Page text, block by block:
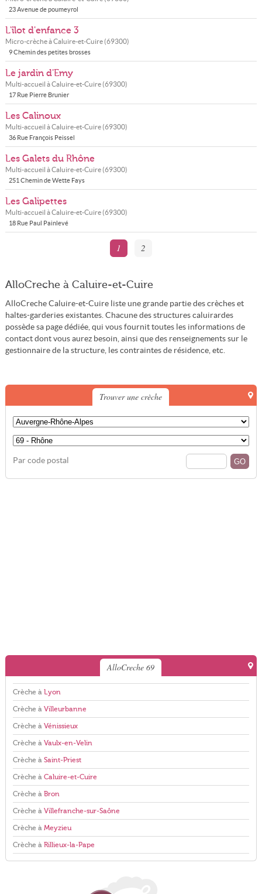
23 Avenue de poumeyrol
L'îlot d'enfance 3
Micro-crèche àCaluire-et-Cuire(69300)
9 Chemin des petites brosses
Le jardin d'Emy
Multi-accueil àCaluire-et-Cuire(69300)
17 Rue Pierre Brunier
Les Calinoux
Multi-accueil àCaluire-et-Cuire(69300)
36 Rue François Peissel
Les Galets du Rhône
Multi-accueil àCaluire-et-Cuire(69300)
251 Chemin de Wette Fays
Les Galipettes
Multi-accueil àCaluire-et-Cuire(69300)
18 Rue Paul Painlevé
1 2
AlloCreche à Caluire-et-Cuire
AlloCreche Caluire-et-Cuire liste une grande partie des crèches et
haltes-garderies existantes. Chacune des structures caluirardes
possède sa page dédiée, qui vous fournit toutes les informations de
contact dont vous aurez besoin, ainsi que des renseignements sur le
gestionnaire de la structure, les contraintes de résidence, etc.
Trouver une crèche
Par code postal
AlloCreche 69
Crèche à Lyon
Crèche à Villeurbanne
Crèche à Vénissieux
Crèche à Vaulx-en-Velin
Crèche à Saint-Priest
Crèche à Caluire-et-Cuire
Crèche à Bron
Crèche à Villefranche-sur-Saône
Crèche à Meyzieu
Crèche à Rillieux-la-Pape